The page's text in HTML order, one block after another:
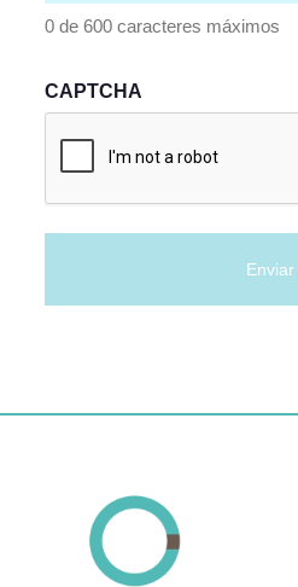
0 de 600 caracteres máximos
CAPTCHA